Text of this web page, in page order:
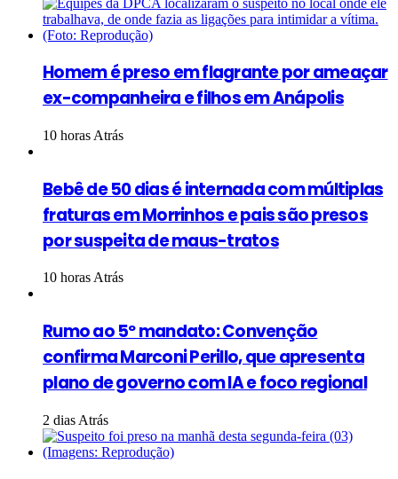
Homem é preso em flagrante por ameaçar
ex-companheira e filhos em Anápolis
10 horas Atrás
Bebê de 50 dias é internada com múltiplas
fraturas em Morrinhos e pais são presos
por suspeita de maus-tratos
10 horas Atrás
Rumo ao 5º mandato: Convenção
confirma Marconi Perillo, que apresenta
plano de governo com IA e foco regional
2 dias Atrás